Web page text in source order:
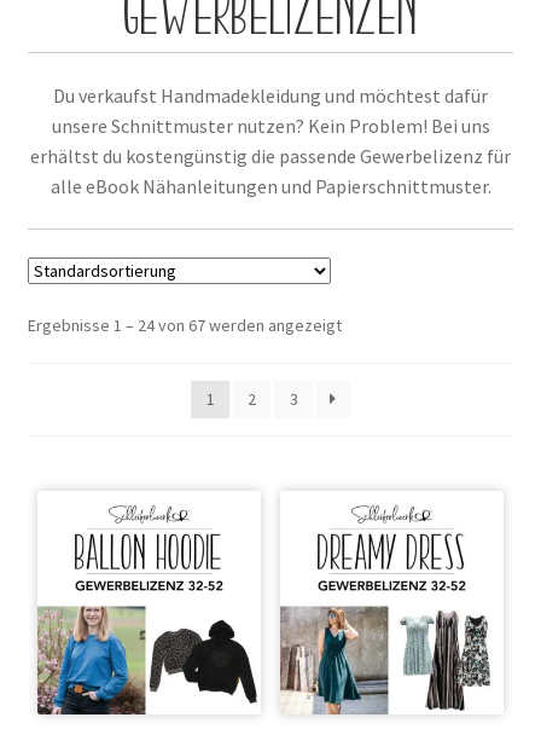
Kontakt
Du verkaufst Handmadekleidung und möchtest dafür
unsere Schnittmuster nutzen? Kein Problem! Bei uns
erhältst du kostengünstig die passende Gewerbelizenz für
alle eBook Nähanleitungen und Papierschnittmuster.
Ergebnisse 1 – 24 von 67 werden angezeigt
1 2 3